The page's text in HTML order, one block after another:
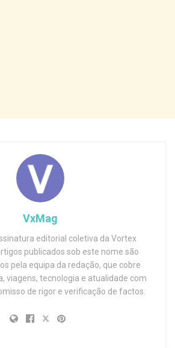
VxMag
editorial coletiva da Vortex
publicados sob este nome são
pela equipa da redação, que cobre
viagens, tecnologia e atualidade com
de rigor e verificação de factos.